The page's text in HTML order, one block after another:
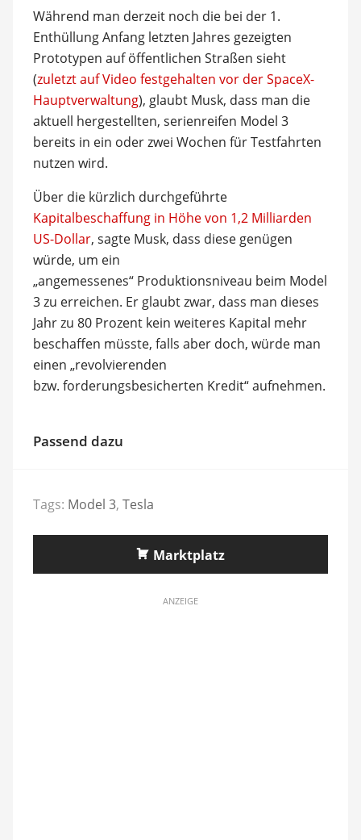
Während man derzeit noch die bei der 1.
Enthüllung Anfang letzten Jahres gezeigten
Prototypen auf öffentlichen Straßen sieht
(zuletzt auf Video festgehalten vor der SpaceX-
Hauptverwaltung), glaubt Musk, dass man die
aktuell hergestellten, serienreifen Model 3
bereits in ein oder zwei Wochen für Testfahrten
nutzen wird.
Über die kürzlich durchgeführte
Kapitalbeschaffung in Höhe von 1,2 Milliarden
US-Dollar, sagte Musk, dass diese genügen
würde, um ein
„angemessenes“ Produktionsniveau beim Model
3 zu erreichen. Er glaubt zwar, dass man dieses
Jahr zu 80 Prozent kein weiteres Kapital mehr
beschaffen müsste, falls aber doch, würde man
einen „revolvierenden
bzw. forderungsbesicherten Kredit“ aufnehmen.
Passend dazu
Tags: Model 3, Tesla
Marktplatz
ANZEIGE